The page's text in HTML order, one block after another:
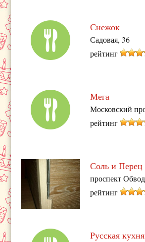
Снежок
Садовая, 36
рейтинг
Мега
Московский
рейтинг
Соль и Перец
проспект
рейтинг
Русская кухня